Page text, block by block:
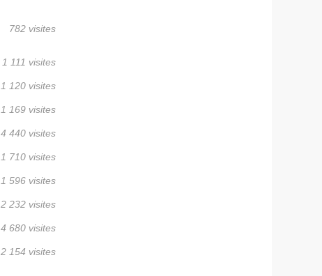
782 visites
1 111 visites
1 120 visites
1 169 visites
4 440 visites
1 710 visites
1 596 visites
2 232 visites
4 680 visites
2 154 visites